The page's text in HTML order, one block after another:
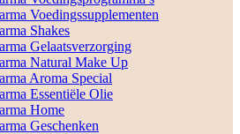
Voedingssupplementen
Shakes
Gelaatsverzorging
Natural Make Up
Aroma Special
Essentiële Olie
Home
Geschenken